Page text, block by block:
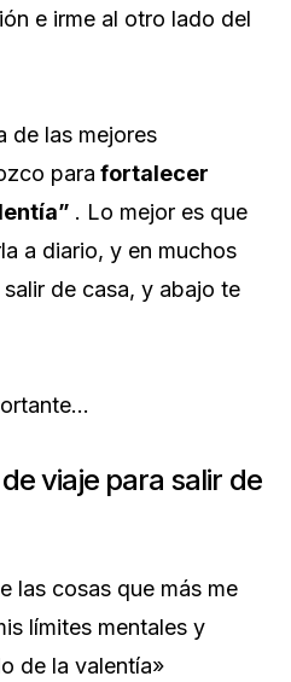
e irme al otro lado del
de las mejores
para fortalecer
. Lo mejor es que
a diario, y en muchos
de casa, y abajo te
viaje para salir de
las cosas que más me
límites mentales y
de la valentía»